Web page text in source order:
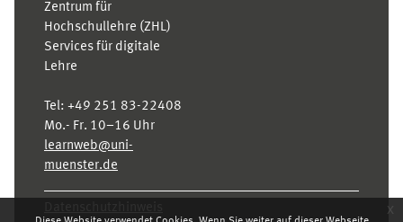
x
Zentrum für
Hochschullehre (ZHL)
Services für digitale
Lehre
Tel: +49 251 83-22408
Mo.- Fr. 10–16 Uhr
learnweb@uni-
muenster.de